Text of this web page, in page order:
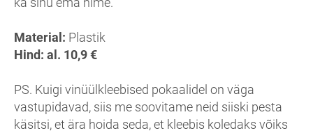
Material: Plastik
Hind: al. 10,9 €
PS. Kuigi vinüülkleebised pokaalidel on väga
vastupidavad, siis me soovitame neid siiski pesta
käsitsi, et ära hoida seda, et kleebis koledaks võiks